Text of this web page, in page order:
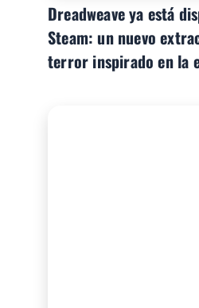
Dreadweave ya está
Steam: un nuevo
terror inspirado en la